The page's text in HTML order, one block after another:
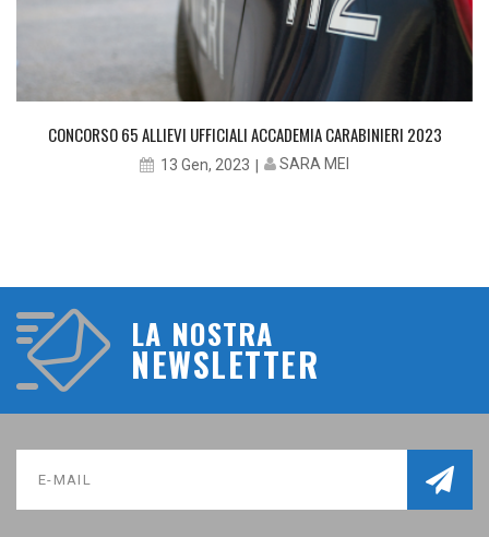
CONCORSO 65 ALLIEVI UFFICIALI ACCADEMIA CARABINIERI 2023
13 Gen, 2023 SARA MEI
LA NOSTRA
NEWSLETTER